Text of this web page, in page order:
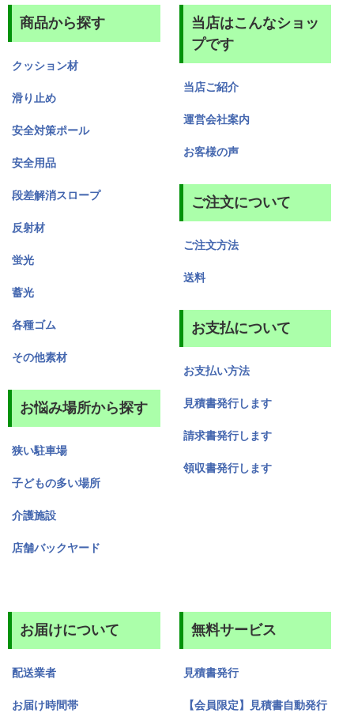
商品から探す
クッション材
滑り止め
安全対策ポール
安全用品
段差解消スロープ
反射材
蛍光
蓄光
各種ゴム
その他素材
お悩み場所から探す
狭い駐車場
子どもの多い場所
介護施設
店舗バックヤード
当店はこんなショッ
プです
当店ご紹介
運営会社案内
お客様の声
ご注文について
ご注文方法
送料
お支払について
お支払い方法
見積書発行します
請求書発行します
領収書発行します
お届けについて
配送業者
お届け時間帯
無料サービス
見積書発行
【会員限定】見積書自動発行